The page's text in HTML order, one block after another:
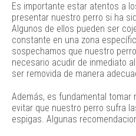
Es importante estar atentos a
presentar nuestro perro si ha
Algunos de ellos pueden ser
constante en una zona
sospechamos que nuestro
necesario acudir de inmediato
ser removida de manera
Además, es fundamental tomar
evitar que nuestro perro sufra
espigas. Algunas